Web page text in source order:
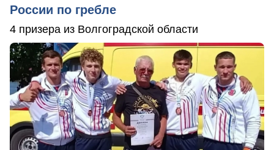
России по гребле
4 призера из Волгоградской области